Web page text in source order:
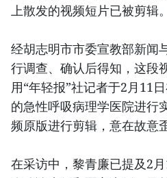
上散发的视频短片已被剪辑。
经胡志明市市委宣教部新闻
行调查、确认后得知，这段
用“年轻报”社记者于2月11
的急性呼吸病理学医院进行
频原版进行剪辑，意在故意
在采访中，黎青廉已提及2